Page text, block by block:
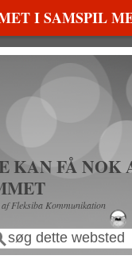
I SAMSPIL
KAN FÅ NOK
Fleksiba Kommunikation